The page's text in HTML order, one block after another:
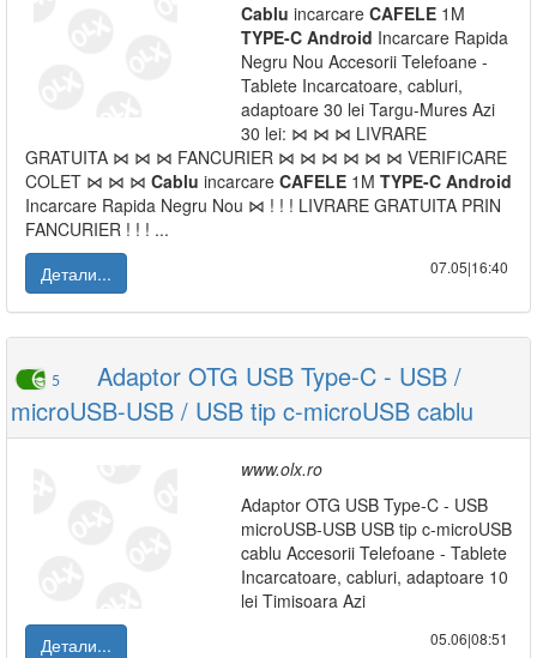
Cablu incarcare CAFELE 1M
TYPE-C Android Incarcare Rapida
Negru Nou Accesorii Telefoane -
Tablete Incarcatoare, cabluri,
adaptoare 30 lei Targu-Mures Azi
30 lei: ⋈ ⋈ ⋈ LIVRARE
GRATUITA ⋈ ⋈ ⋈ FANCURIER ⋈ ⋈ ⋈ ⋈ ⋈ ⋈ VERIFICARE
COLET ⋈ ⋈ ⋈ Cablu incarcare CAFELE 1M TYPE-C Android
Incarcare Rapida Negru Nou ⋈ ! ! ! LIVRARE GRATUITA PRIN
FANCURIER ! ! ! ...
Детали...
07.05|16:40
5
Adaptor OTG USB Type-C - USB /
microUSB-USB / USB tip c-microUSB cablu
www.olx.ro
Adaptor OTG USB Type-C - USB
microUSB-USB USB tip c-microUSB
cablu Accesorii Telefoane - Tablete
Incarcatoare, cabluri, adaptoare 10
lei Timisoara Azi
Детали...
05.06|08:51